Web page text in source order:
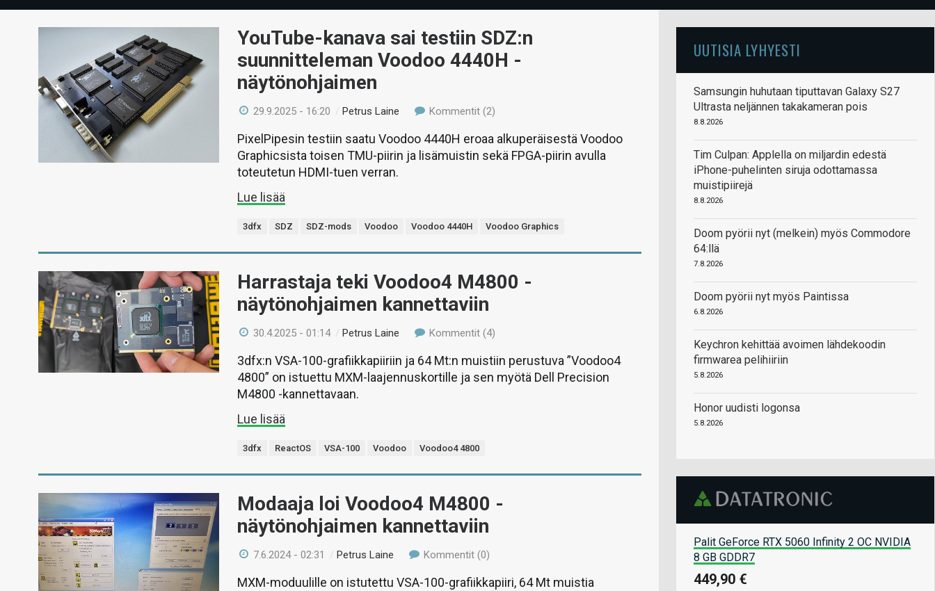
YouTube-kanava sai testiin SDZ:n
suunnitteleman Voodoo 4440H -
näytönohjaimen
29.9.2025 - 16:20 /Petrus Laine Kommentit (2)
PixelPipesin testiin saatu Voodoo 4440H eroaa alkuperäisestä Voodoo
Graphicsista toisen TMU-piirin ja lisämuistin sekä FPGA-piirin avulla
toteutetun HDMI-tuen verran.
Lue lisää
3dfx SDZ SDZ-mods Voodoo Voodoo 4440H Voodoo Graphics
Harrastaja teki Voodoo4 M4800 -
näytönohjaimen kannettaviin
30.4.2025 - 01:14 /Petrus Laine Kommentit (4)
3dfx:n VSA-100-grafiikkapiiriin ja 64 Mt:n muistiin perustuva ”Voodoo4
4800” on istuettu MXM-laajennuskortille ja sen myötä Dell Precision
M4800 -kannettavaan.
Lue lisää
3dfx ReactOS VSA-100 Voodoo Voodoo4 4800
Modaaja loi Voodoo4 M4800 -
näytönohjaimen kannettaviin
7.6.2024 - 02:31 /Petrus Laine Kommentit (0)
MXM-moduulille on istutettu VSA-100-grafiikkapiiri, 64 Mt muistia
UUTISIA LYHYESTI
Samsungin huhutaan tiputtavan Galaxy S27
Ultrasta neljännen takakameran pois
8.8.2026
Tim Culpan: Applella on miljardin edestä
iPhone-puhelinten siruja odottamassa
muistipiirejä
8.8.2026
Doom pyörii nyt (melkein) myös Commodore
64:llä
7.8.2026
Doom pyörii nyt myös Paintissa
6.8.2026
Keychron kehittää avoimen lähdekoodin
firmwarea pelihiiriin
5.8.2026
Honor uudisti logonsa
5.8.2026
Palit GeForce RTX 5060 Infinity 2 OC NVIDIA
8 GB GDDR7
449,90 €